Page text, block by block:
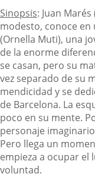
Sinopsis: Juan
modesto, conoce
(Ornella Muti), una
de la enorme
se casan, pero su
vez separado de su
mendicidad y se
de Barcelona. La
poco en su mente.
personaje
Pero llega un
empieza a ocupar el
voluntad.